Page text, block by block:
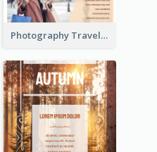
Photography Travelling Promotional Flyer